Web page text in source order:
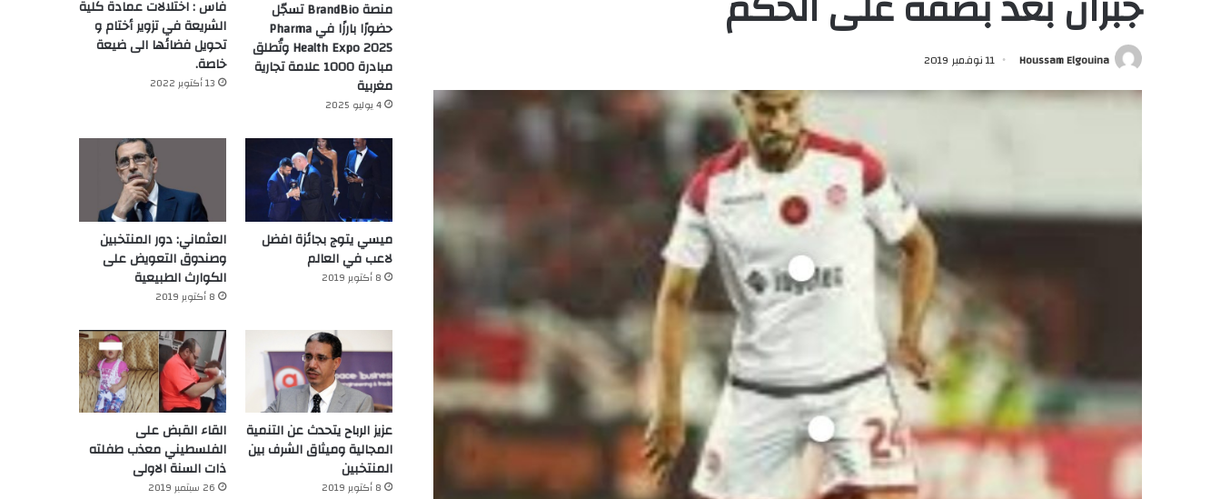
Houssam Elgouina 11 نوفمبر 2019
منصة BrandBio تسجّل
حضورًا بارزًا في Pharma
Health Expo 2025 وتُطلق
مبادرة 1000 علامة تجارية
مغربية
4 يوليو 2025
فاس : اختلالات عمادة كلية
الشريعة في تزوير أختام و
تحويل فضائها الى ضيعة
خاصة.
13 أكتوبر 2022
ميسي يتوج بجائزة افضل
لاعب في العالم‎
8 أكتوبر 2019
العثماني: دور المنتخبين
وصندوق التعويض على
الكوارث الطبيعية
8 أكتوبر 2019
عزيز الرباح يتحدث عن التنمية
المجالية وميثاق الشرف بين
المنتخبين
8 أكتوبر 2019
القاء القبض على
الفلسطيني معذب طفلته
ذات السنة الاولى
26 سبتمبر 2019